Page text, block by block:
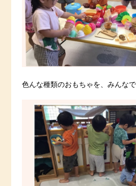
色んな種類のおもちゃを、みんな